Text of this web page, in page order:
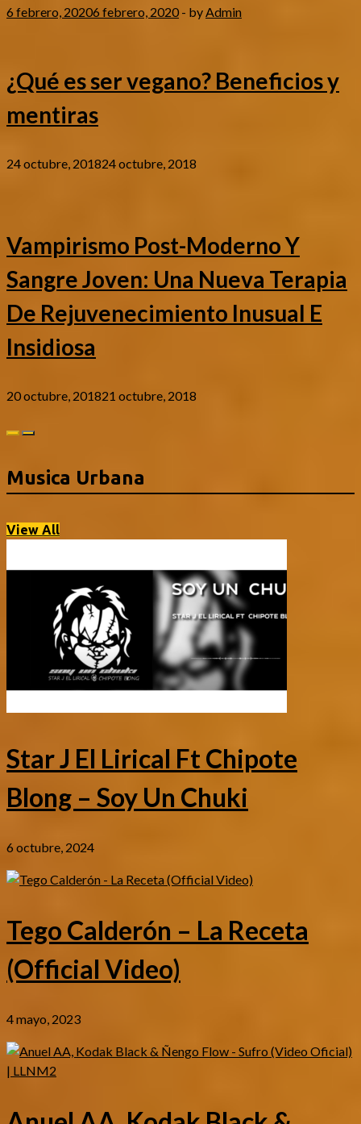
6 febrero, 20206 febrero, 2020 - byAdmin
¿Qué es ser vegano? Beneficios y
mentiras
24 octubre, 201824 octubre, 2018
Vampirismo Post-Moderno Y
Sangre Joven: Una Nueva Terapia
De Rejuvenecimiento Inusual E
Insidiosa
20 octubre, 201821 octubre, 2018
Musica Urbana
View All
Star J El Lirical Ft Chipote
Blong – Soy Un Chuki
6 octubre, 2024
Tego Calderón – La Receta
(Official Video)
4 mayo, 2023